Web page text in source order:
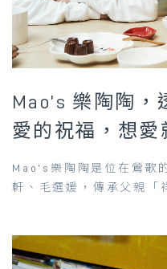
Mao’s 樂陶陶
愛的祝福，想愛
Mao’s樂陶陶是位在鶯
軒、毛選媛，傳承父親「